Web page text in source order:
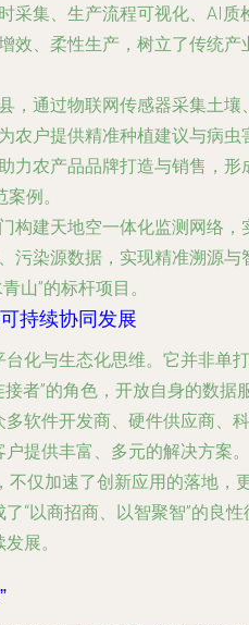
采集、生产流程可视化、AI质
效、柔性生产，树立了传统产
，通过物联网传感器采集土壤
农户提供精准种植建议与病虫
力农产品品牌打造与销售，形
例。
构建天地空一体化监测网络，
污染源数据，实现精准溯源与
山”的标杆项目。
持续协同发展
化与生态化思维。它并非单打
接者”的角色，开放自身的数据
软件开发商、硬件供应商、科
提供丰富、多元的解决方案。
不仅加速了创新应用的落地，
“以商招商、以智聚智”的良性
展。